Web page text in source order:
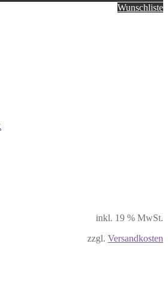
Wunschliste
inkl. 19 % MwSt.
zzgl. Versandkosten